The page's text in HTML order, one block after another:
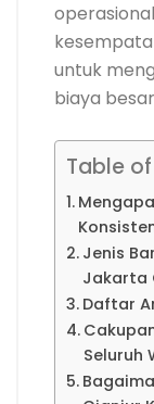
untuk
biaya
Table
Jenis
Jakarta
Daftar
Seluruh